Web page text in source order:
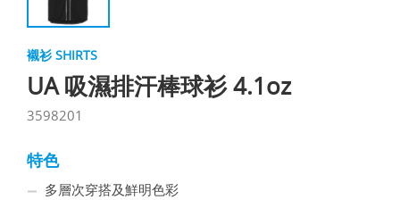
襯衫 SHIRTS
UA 吸濕排汗棒球衫 4.1oz
3598201
特色
多層次穿搭及鮮明色彩